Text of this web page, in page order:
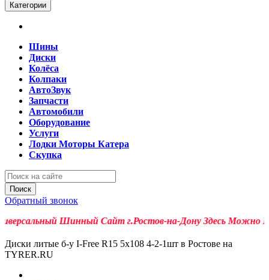
Категории
Шины
Диски
Колёса
Колпаки
АвтоЗвук
Запчасти
Автомобили
Оборудование
Услуги
Лодки Моторы Катера
Скупка
Поиск
Обратный звонок
Шинный Сайт г.Ростов-на-Дону Здесь Можно
Диски литые б-у I-Free R15 5x108 4-2-1шт в Ростове на
TYRER.RU